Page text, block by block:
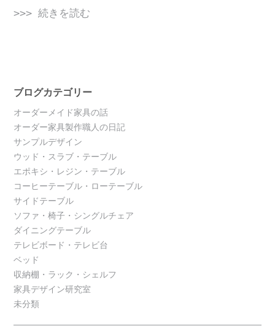
>>> 続きを読む
ブログカテゴリー
オーダーメイド家具の話
オーダー家具製作職人の日記
サンプルデザイン
ウッド・スラブ・テーブル
エポキシ・レジン・テーブル
コーヒーテーブル・ローテーブル
サイドテーブル
ソファ・椅子・シングルチェア
ダイニングテーブル
テレビボード・テレビ台
ベッド
収納棚・ラック・シェルフ
家具デザイン研究室
未分類